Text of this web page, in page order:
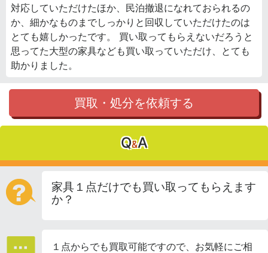
対応していただけたほか、民泊撤退になれておられるの
か、細かなものまでしっかりと回収していただけたのは
とても嬉しかったです。 買い取ってもらえないだろうと
思ってた大型の家具なども買い取っていただけ、とても
助かりました。
買取・処分を依頼する
Q&A
家具１点だけでも買い取ってもらえます
か？
１点からでも買取可能ですので、お気軽にご相